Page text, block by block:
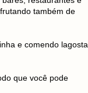
também de
e comendo lagosta
que você pode